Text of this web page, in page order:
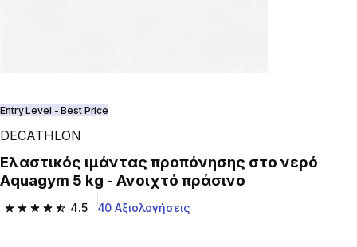
Entry Level - Best Price
DECATHLON
Ελαστικός ιμάντας προπόνησης στο νερό
Aquagym 5 kg - Ανοιχτό πράσινο
4.5
4.5 out of 5 stars from 40 reviews
40 Αξιολογήσεις